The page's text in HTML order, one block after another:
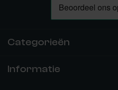
Categorieën
Informatie